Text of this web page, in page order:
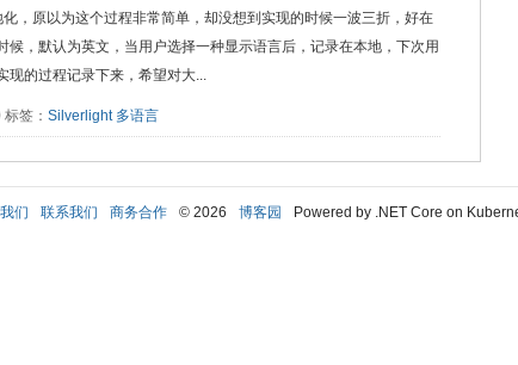
，原以为这个过程非常简单，却没想到实现的时候一波三折，好在
，默认为英文，当用户选择一种显示语言后，记录在本地，下次用
现的过程记录下来，希望对大...
签： Silverlight 多语言
们 联系我们 商务合作 © 2026 博客园 Powered by .NET Core on